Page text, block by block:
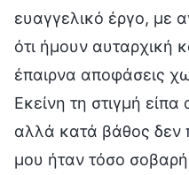
ευαγγελικό έργο, με
ότι ήμουν αυταρχική
έπαιρνα αποφάσεις
Εκείνη τη στιγμή είπα
αλλά κατά βάθος δεν
μου ήταν τόσο